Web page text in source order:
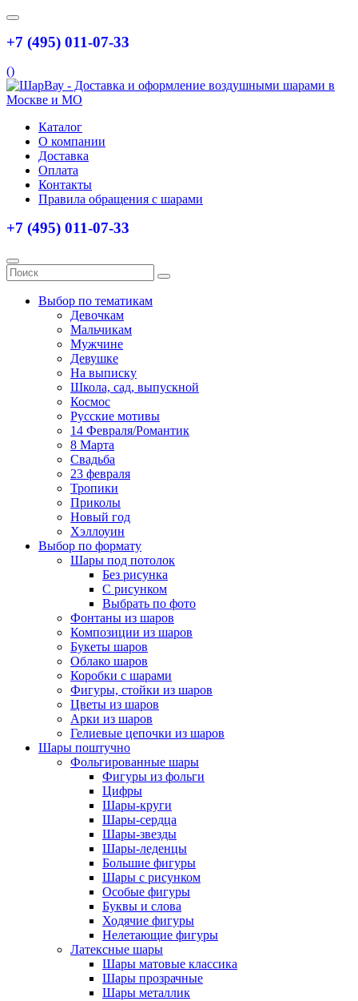
+7 (495) 011-07-33
()
Каталог
О компании
Доставка
Оплата
Контакты
Правила обращения с шарами
+7 (495) 011-07-33
Выбор по тематикам
Девочкам
Мальчикам
Мужчине
Девушке
На выписку
Школа, сад, выпускной
Космос
Русские мотивы
14 Февраля/Романтик
8 Марта
Свадьба
23 февраля
Тропики
Приколы
Новый год
Хэллоуин
Выбор по формату
Шары под потолок
Без рисунка
С рисунком
Выбрать по фото
Фонтаны из шаров
Композиции из шаров
Букеты шаров
Облако шаров
Коробки с шарами
Фигуры, стойки из шаров
Цветы из шаров
Арки из шаров
Гелиевые цепочки из шаров
Шары поштучно
Фольгированные шары
Фигуры из фольги
Цифры
Шары-круги
Шары-сердца
Шары-звезды
Шары-леденцы
Большие фигуры
Шары с рисунком
Особые фигуры
Буквы и слова
Ходячие фигуры
Нелетающие фигуры
Латексные шары
Шары матовые классика
Шары прозрачные
Шары металлик